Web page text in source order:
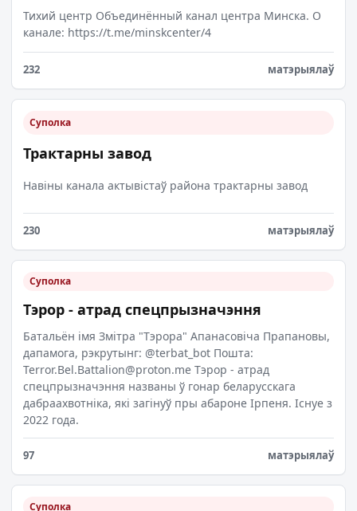
Тихий центр Объединённый канал центра Минска. О
канале: https://t.me/minskcenter/4
232 матэрыялаў
Суполка
Трактарны завод
Навіны канала актывістаў района трактарны завод
230 матэрыялаў
Суполка
Тэрор - атрад спецпрызначэння
Батальён імя Змітра "Тэрора" Апанасовіча Прапановы,
дапамога, рэкрутынг: @terbat_bot Пошта:
Terror.Bel.Battalion@proton.me Тэрор - атрад
спецпрызначэння названы ў гонар беларусскага
дабраахвотніка, які загінуў пры абароне Ірпеня. Існуе з
2022 года.
97 матэрыялаў
Суполка